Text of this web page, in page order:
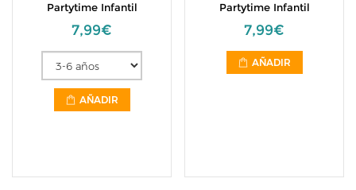
Partytime Infantil
7,99€
AÑADIR
Partytime Infantil
7,99€
AÑADIR